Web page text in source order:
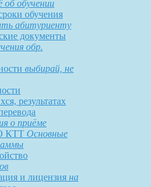
об обучении
обучения
абитуриенту
документы
обр.
выбирай, не
результатах
о приёме
КТТ Основные
и лицензия на